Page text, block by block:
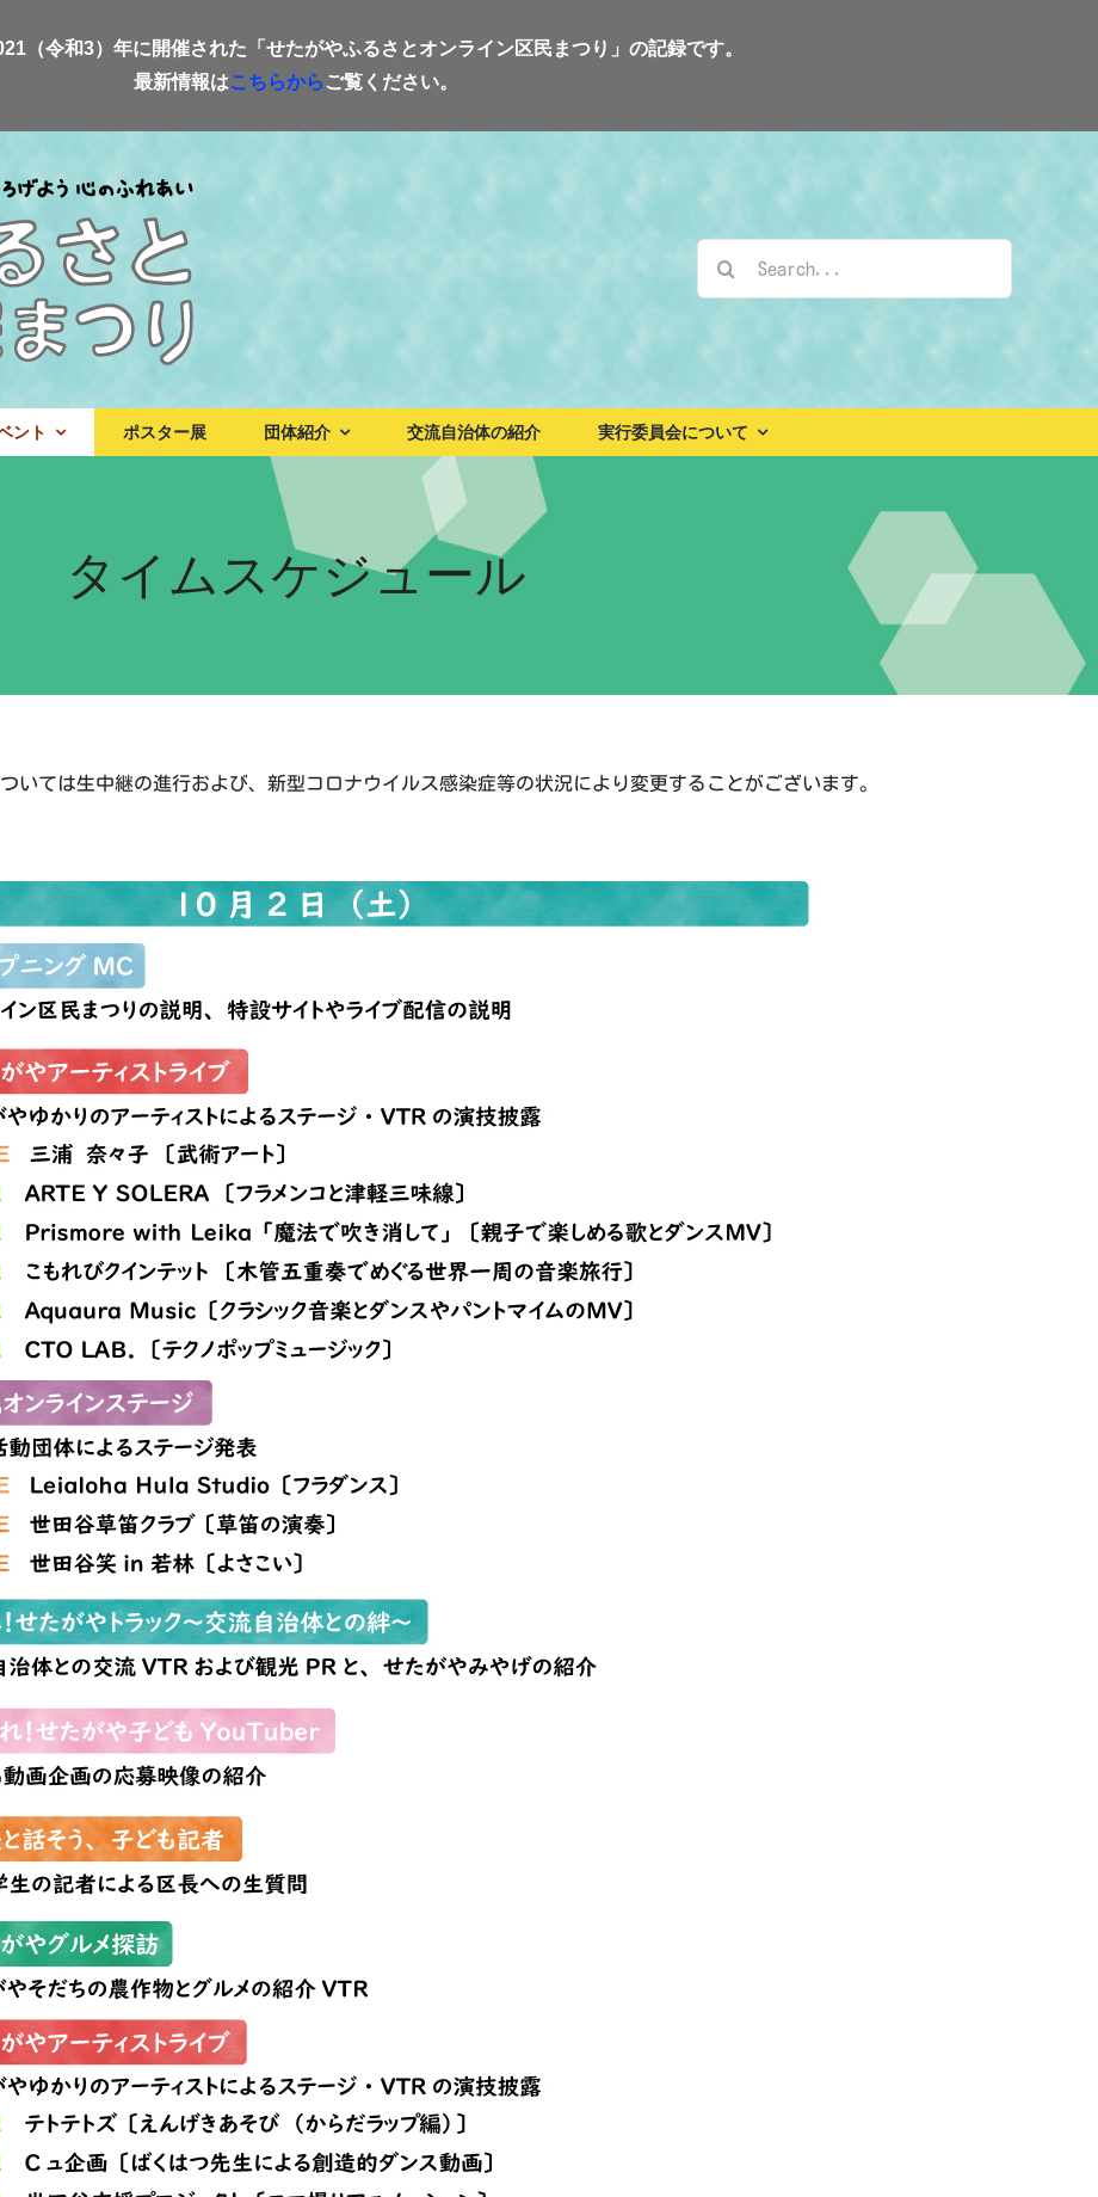
（令和3）年に開催された「せたがやふるさとオンライン区民まつり」の記録です。
最新情報はこちらから ご覧ください。
ント ポスター展 団体紹介 交流自治体の紹介 実行委員会について
タイムスケジュール
ては生中継の進行および、新型コロナウイルス感染症等の状況により変更することがございます。